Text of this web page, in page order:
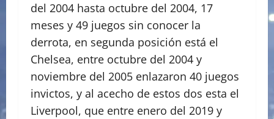
del 2004 hasta octubre del 2004, 17
meses y 49 juegos sin conocer la
derrota, en segunda posición está el
Chelsea, entre octubre del 2004 y
noviembre del 2005 enlazaron 40 juegos
invictos, y al acecho de estos dos esta el
Liverpool, que entre enero del 2019 y